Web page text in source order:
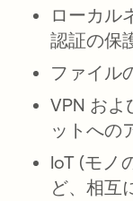
ローカル
認証の保
ファイル
VPN およ
ットへの
IoT (モノ
ど、相互